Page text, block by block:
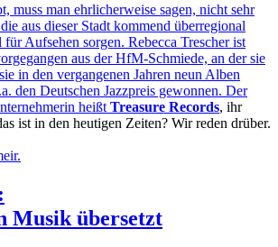
muss man ehrlicherweise sagen, nicht sehr
aus dieser Stadt kommend überregional
Aufsehen sorgen. Rebecca Trescher ist
aus der HfM-Schmiede, an der sie
in den vergangenen Jahren neun Alben
den Deutschen Jazzpreis gewonnen. Der
heißt Treasure Records, ihr
ist in den heutigen Zeiten? Wir reden drüber.
Musik übersetzt